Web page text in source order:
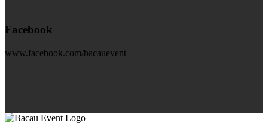
Facebook
www.facebook.com/bacauevent